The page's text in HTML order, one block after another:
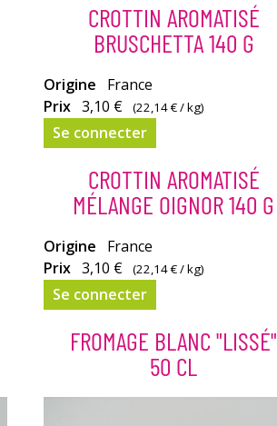
CROTTIN AROMATISÉ
BRUSCHETTA 140 G
Un
fromage
plein
de
couleurs
saveurs.
Origine
France
Prix 3,10 € (22,14 €/ kg)
Se connecter
CROTTIN AROMATISÉ
MÉLANGE OIGNOR 140 G
Idéal
pour
à
personnes
en
Origine
France
Prix 3,10 € (22,14 €/ kg)
Se connecter
FROMAGE BLANC "LISSÉ"
50 CL